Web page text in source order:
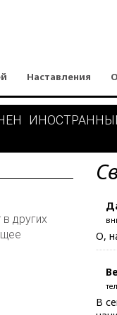
Наставления
других
О,
В